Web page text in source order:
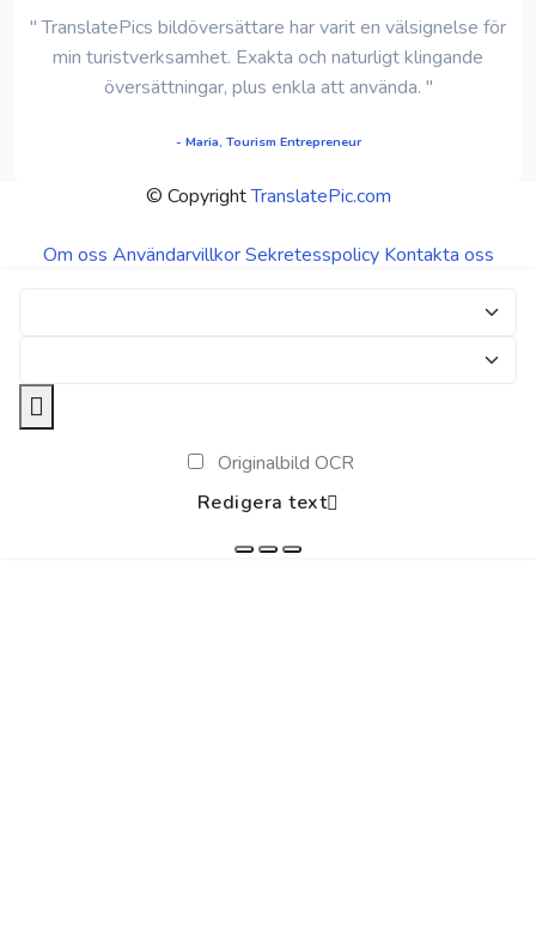
" TranslatePics bildöversättare har varit en välsignelse för
min turistverksamhet. Exakta och naturligt klingande
översättningar, plus enkla att använda. "
- Maria, Tourism Entrepreneur
© CopyrightTranslatePic.com
Om oss Användarvillkor Sekretesspolicy Kontakta oss
Originalbild OCR
Redigera text